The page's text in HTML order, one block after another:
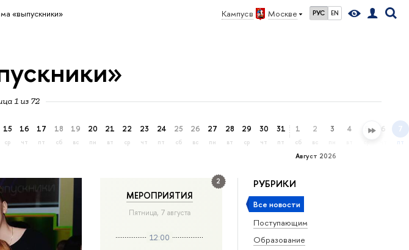
Кампус в Москве РУС EN
«выпускники»
1 из 72
15
ср
16
чт
17
пт
18
сб
19
вс
20
пн
21
вт
22
ср
23
чт
24
пт
25
сб
26
вс
27
пн
28
вт
29
ср
30
чт
31
пт
Август 2026
1
сб
2
вс
3 4 5 6 7
пт
РУБРИКИ
Все новости
Поступающим
Образование
2
МЕРОПРИЯТИЯ
Пятница, 7 августа
12:00